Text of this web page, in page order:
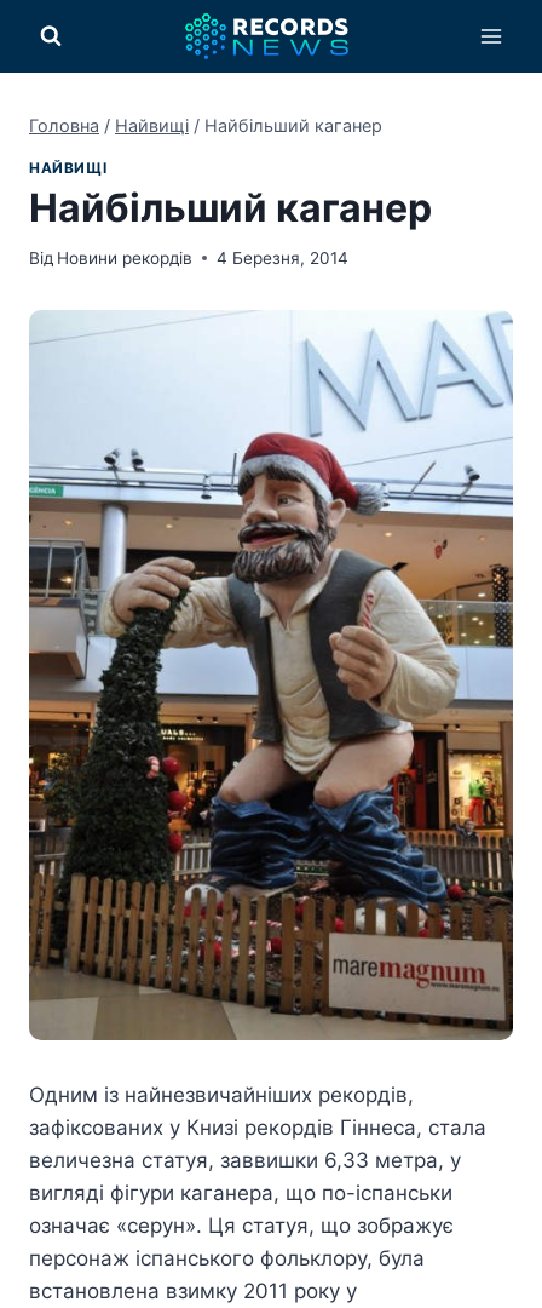
вмісту
Головна / Найвищі / Найбільший каганер
НАЙВИЩІ
Найбільший каганер
Від Новини рекордів 4 Березня, 2014
Одним із найнезвичайніших рекордів,
зафіксованих у Книзі рекордів Гіннеса, стала
величезна статуя, заввишки 6,33 метра, у
вигляді фігури каганера, що по-іспанськи
означає «серун». Ця статуя, що зображує
персонаж іспанського фольклору, була
встановлена ​​взимку 2011 року у